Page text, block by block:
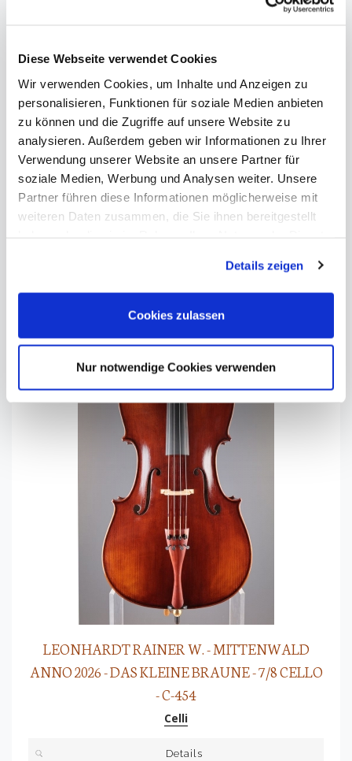
Diese Webseite verwendet Cookies
Wir verwenden Cookies, um Inhalte und Anzeigen zu
personalisieren, Funktionen für soziale Medien anbieten
zu können und die Zugriffe auf unsere Website zu
analysieren. Außerdem geben wir Informationen zu Ihrer
Verwendung unserer Website an unsere Partner für
soziale Medien, Werbung und Analysen weiter. Unsere
Partner führen diese Informationen möglicherweise mit
weiteren Daten zusammen, die Sie ihnen bereitgestellt
Cookies, wenn Sie unsere Webseite weiterhin nutzen.
Details zeigen
Cookies zulassen
Nur notwendige Cookies verwenden
LEONHARDT RAINER W. - MITTENWALD
ANNO 2026 - GUARNERI DEL GESÙ - C-455
Celli
LEONHARDT RAINER W. - MITTENWALD
ANNO 2026 - DAS KLEINE BRAUNE - 7/8 CELLO
- C-454
Celli
Details